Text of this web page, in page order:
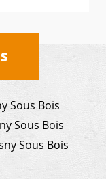
Sous Bois
Sous Bois
Sous Bois